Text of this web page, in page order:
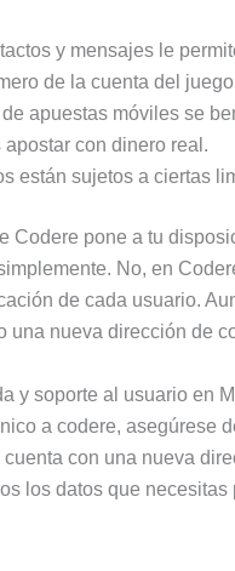
y mensajes le
de la cuenta del
apuestas móviles se
con dinero real.
están sujetos a ciertas
Codere pone a tu
No, en
de cada usuario.
una nueva dirección de
y soporte al usuario en
a codere, asegúrese
con una nueva
los datos que